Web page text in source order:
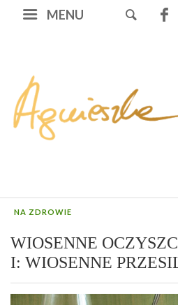
MENU
NA ZDROWIE
WIOSENNE
I: WIOSENNE